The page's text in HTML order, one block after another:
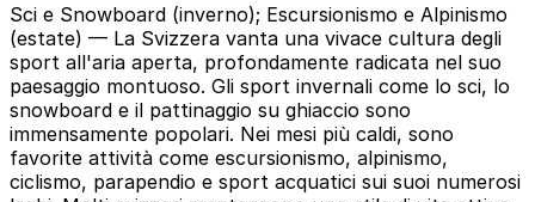
Sci e Snowboard (inverno); Escursionismo e Alpinismo
(estate) — La Svizzera vanta una vivace cultura degli
sport all'aria aperta, profondamente radicata nel suo
paesaggio montuoso. Gli sport invernali come lo sci, lo
snowboard e il pattinaggio su ghiaccio sono
immensamente popolari. Nei mesi più caldi, sono
favorite attività come escursionismo, alpinismo,
ciclismo, parapendio e sport acquatici sui suoi numerosi